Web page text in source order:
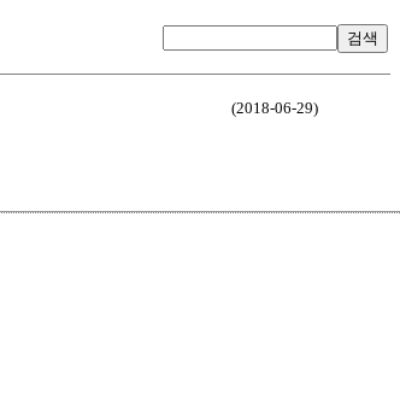
검색
(2018-06-29)